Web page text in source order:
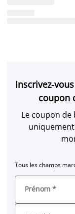
Inscrivez-
coupon
Le coupon
Tous les champs
Prénom *